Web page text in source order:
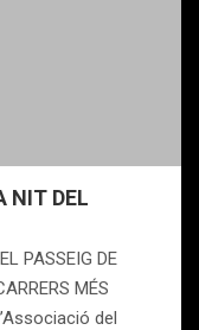
NIT DEL
PASSEIG DE
MÉS
del